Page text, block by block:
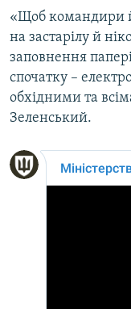
«Щоб командири
на застарілу й
заповнення
спочатку –
обхідними та
Зеленський.